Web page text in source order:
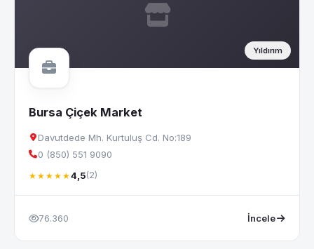
Yıldırım
Bursa Çiçek Market
Davutdede Mh. Kurtuluş Cd. No:189
0 (850) 551 9090
★★★★★4,5(2)
76.360 İncele